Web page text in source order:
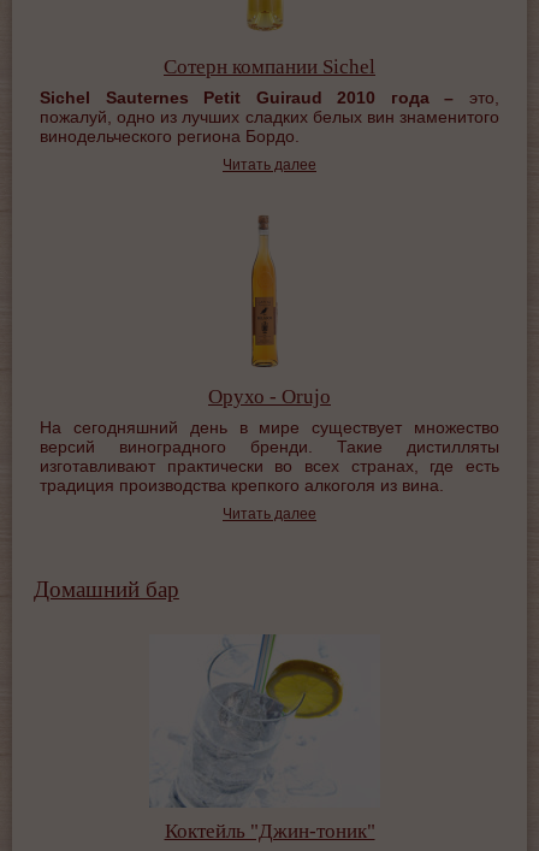
Сотерн компании Sichel
Sichel Sauternes Petit Guiraud 2010 года – это,
пожалуй, одно из лучших сладких белых вин знаменитого
винодельческого региона Бордо.
Читать далее
Орухо - Orujo
На сегодняшний день в мире существует множество
версий виноградного бренди. Такие дистилляты
изготавливают практически во всех странах, где есть
традиция производства крепкого алкоголя из вина.
Читать далее
Домашний бар
Коктейль "Джин-тоник"